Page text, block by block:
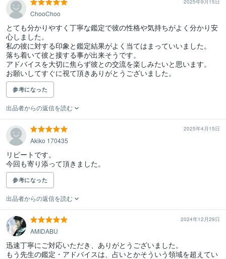
2025年9月15日
ChooChoo
とても分かりやすく丁寧な鑑定で彼の性格や気持ちがよく分かり安
心しました。
私の彼に対する印象と鑑定結果がよく当てはまっていいました。
落ち着いて彼と接する事が出来そうです。
アドバイスを大切に焦らず彼との交流を楽しみたいと思います。
お願いしてすぐに視て頂きありがとうございました。
参考になった
出品者からの返信を読む
2025年4月15日
Akiko 170435
リピートです。
今回も寄り添って頂きました。
参考になった
出品者からの返信を読む
2024年12月29日
AMIDABU
迅速丁寧にご対応いただき、ありがとうございました。
もう先生の鑑定・アドバイスは、占いとかそういう領域を超えてい